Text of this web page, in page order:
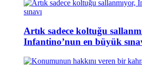
Artık sadece koltuğu
Infantino’nun en büyük